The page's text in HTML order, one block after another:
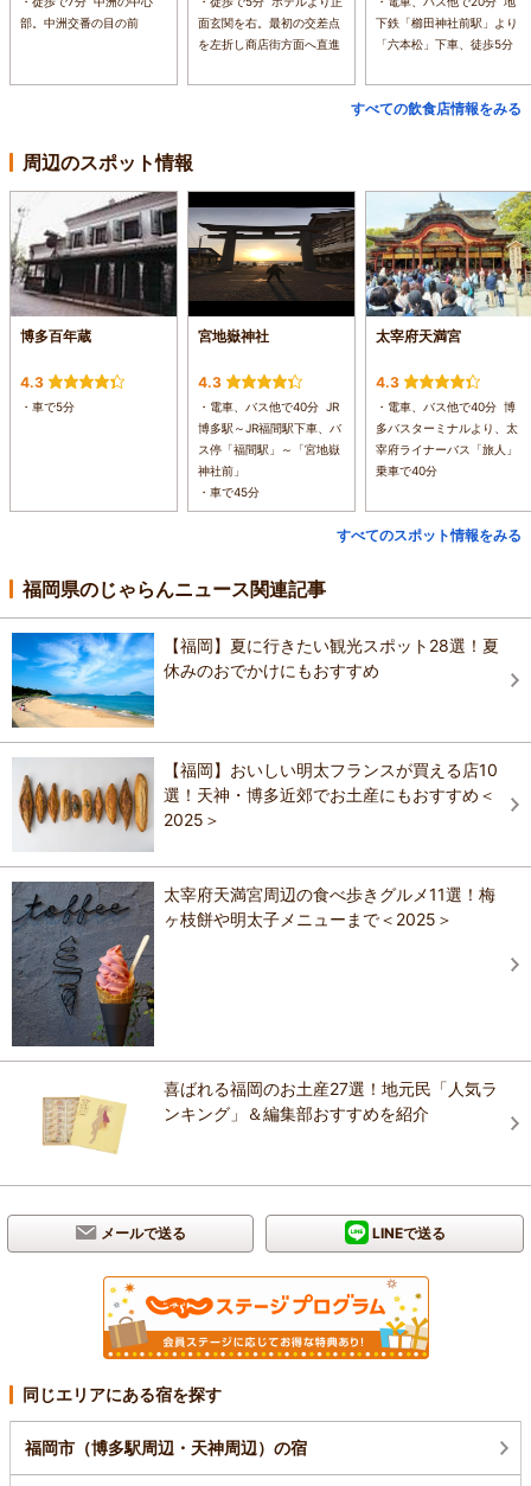
部。中洲交番の目の前
面玄関を右。最初の交差点
を左折し商店街方面へ直進
下鉄「櫛田神社前駅」より
「六本松」下車、徒歩5分
すべての飲食店情報をみる
周辺のスポット情報
博多百年蔵
4.3
・車で5分
宮地嶽神社
4.3
・電車、バス他で40分 JR
博多駅～JR福間駅下車、バ
ス停「福間駅」～「宮地嶽
神社前」
・車で45分
太宰府天満宮
4.3
・電車、バス他で40分 博
多バスターミナルより、太
宰府ライナーバス「旅人」
乗車で40分
すべてのスポット情報をみる
福岡県のじゃらんニュース関連記事
【福岡】夏に行きたい観光スポット28選！夏
休みのおでかけにもおすすめ
【福岡】おいしい明太フランスが買える店10
選！天神・博多近郊でお土産にもおすすめ＜
2025＞
太宰府天満宮周辺の食べ歩きグルメ11選！梅
ヶ枝餅や明太子メニューまで＜2025＞
喜ばれる福岡のお土産27選！地元民「人気ラ
ンキング」＆編集部おすすめを紹介
メールで送る LINEで送る
同じエリアにある宿を探す
福岡市（博多駅周辺・天神周辺）の宿